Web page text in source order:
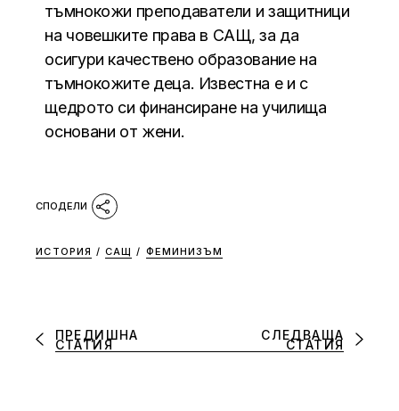
тъмнокожи преподаватели и защитници
на човешките права в САЩ, за да
осигури качествено образование на
тъмнокожите деца. Известна е и с
щедрото си финансиране на училища
основани от жени.
ИСТОРИЯ / САЩ / ФЕМИНИЗЪМ
ПРЕДИШНА
СТАТИЯ
СЛЕДВАЩА
СТАТИЯ